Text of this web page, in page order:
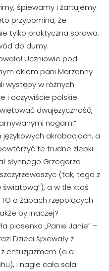
śpiewamy i żartujemy
przypomina, że
tylko praktyczna sprawa,
do dumy.
Uczniowie pod
okiem pani Marzanny
występy w różnych
i oczywiście polskie
dwujęzyczność,
nogami”
językowych akrobacjach, a
te trudne zlepki
słynnego Grzegorza
(tak, tego z
światową”), a w tle ktoś
o żabach rzępolących
by inaczej?
piosenka „Panie Janie” –
Dzieci śpiewały z
z entuzjazmem (a ci
i nagle cała sala